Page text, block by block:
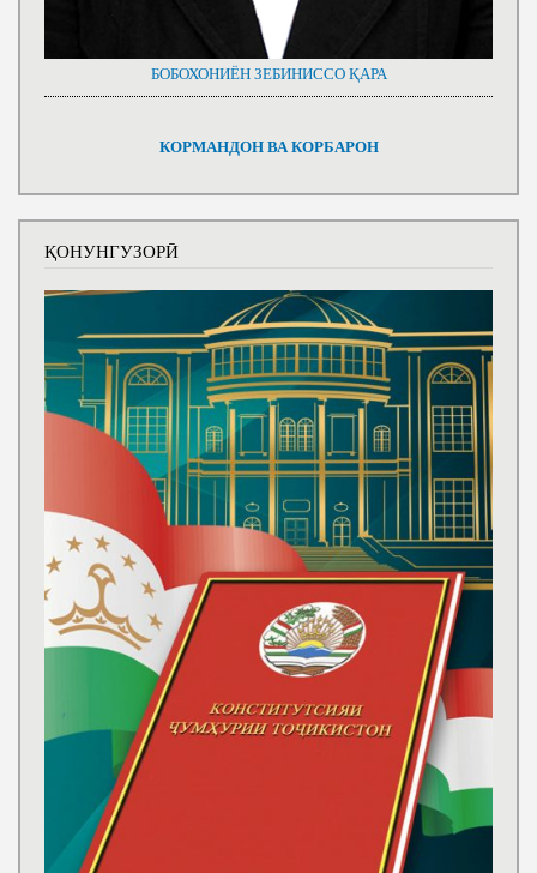
БОБОХОНИЁН ЗЕБИНИССО ҚАРА
КОРМАНДОН ВА КОРБАРОН
ҚОНУНГУЗОРӢ